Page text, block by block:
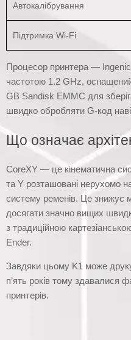
Автокалібрування
Підтримка Wi-Fi
Процесор принтера —
частотою 1.2 GHz,
GB Sandisk EMMC для
швидко обробляти G-код
Що означає
CoreXY — це кінематична
та Y розташовані нерухомо
систему ременів. Це знижує
досягати значно вищих
з традиційною
Ender.
Завдяки цьому K1 може
п’ять років тому здавалися
принтерів.